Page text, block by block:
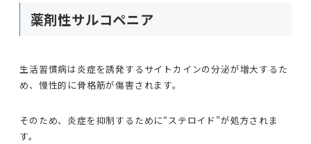
薬剤性サルコペニア
生活習慣病は炎症を誘発するサイトカインの分泌が増大するた
め、慢性的に骨格筋が傷害されます。
そのため、炎症を抑制するために“ステロイド”が処方されま
す。